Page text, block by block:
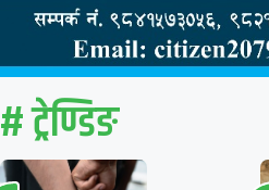
# ट्रेण्डिङ